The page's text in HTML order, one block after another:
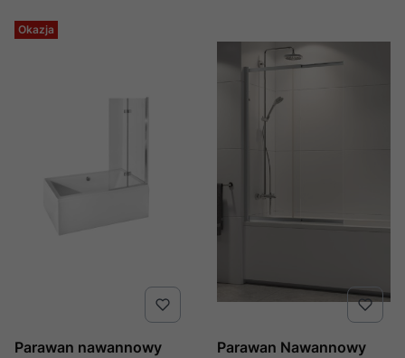
Okazja
Parawan nawannowy
Parawan Nawannowy